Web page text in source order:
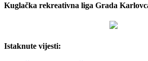
Kuglačka rekreativna liga Grada
Istaknute vijesti: